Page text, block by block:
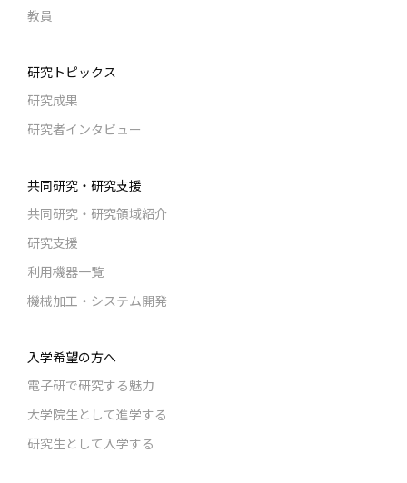
教員
研究トピックス
研究成果
研究者インタビュー
共同研究・研究支援
共同研究・研究領域紹介
研究支援
利用機器一覧
機械加工・システム開発
入学希望の方へ
電子研で研究する魅力
大学院生として進学する
研究生として入学する